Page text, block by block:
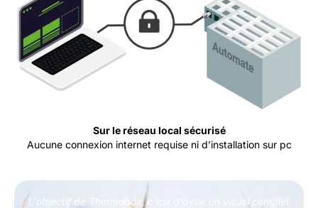
Sur le réseau local sécurisé
Aucune connexion internet requise ni d’installation sur pc
L'objectif de Thermobox, c'est d'avoir un visuel complet